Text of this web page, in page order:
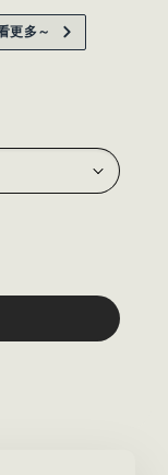
更多～